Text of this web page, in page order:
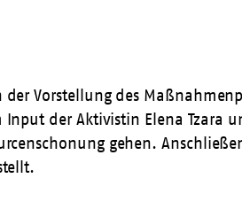
der Vorstellung des
Input der Aktivistin Elena Tzara
gehen.